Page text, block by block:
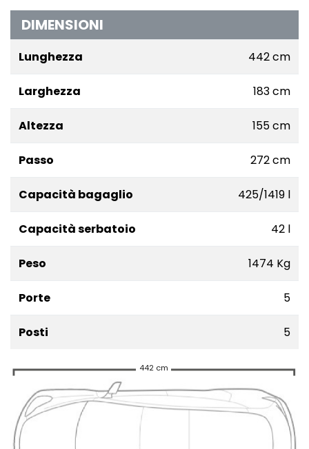
DIMENSIONI
Lunghezza 442 cm
Larghezza 183 cm
Altezza 155 cm
Passo 272 cm
Capacità bagaglio 425/1419 l
Capacità serbatoio 42 l
Peso 1474 Kg
Porte 5
Posti 5
442 cm